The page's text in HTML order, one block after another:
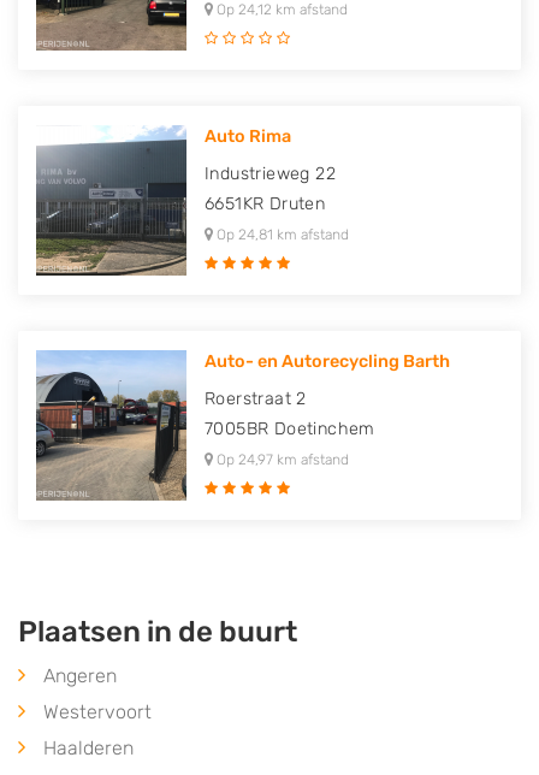
Op 24,12 km afstand
Auto Rima
Industrieweg 22
6651KR Druten
Op 24,81 km afstand
Auto- en Autorecycling Barth
Roerstraat 2
7005BR Doetinchem
Op 24,97 km afstand
Plaatsen in de buurt
Angeren
Westervoort
Haalderen